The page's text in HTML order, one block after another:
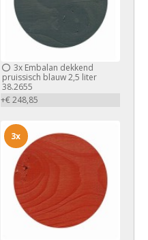
3xEmbalan dekkend
pruissisch blauw 2,5 liter
38.2655
+€ 248,85
3x